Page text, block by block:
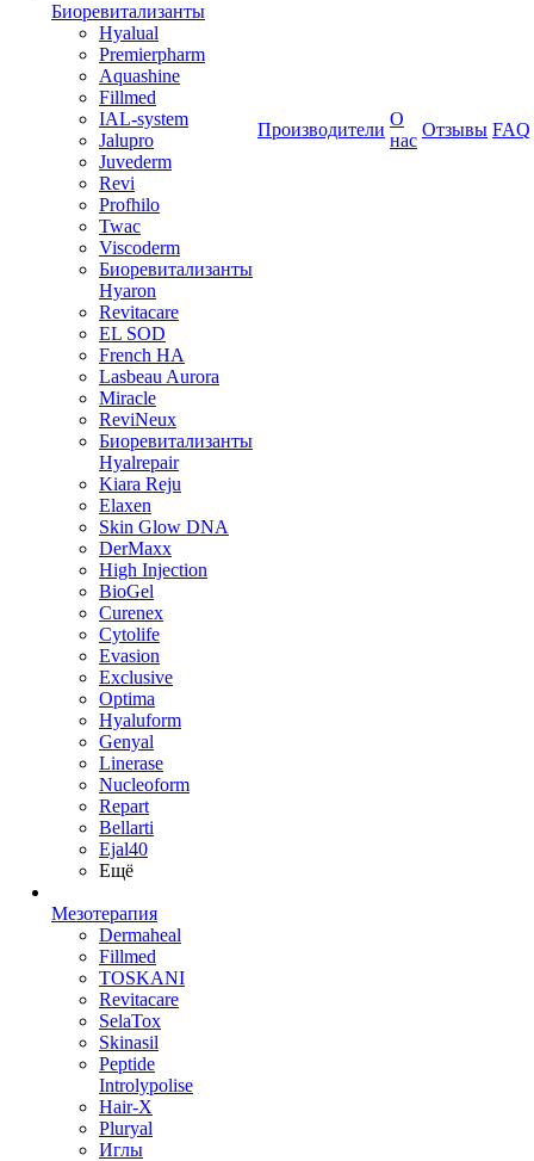
Биоревитализанты
Hyalual
Premierpharm
Aquashine
Fillmed
IAL-system
Jalupro
Juvederm
Revi
Profhilo
Twac
Viscoderm
Биоревитализанты
Hyaron
Revitacare
EL SOD
French HA
Lasbeau Aurora
Miracle
ReviNeux
Биоревитализанты
Hyalrepair
Kiara Reju
Elaxen
Skin Glow DNA
DerMaxx
High Injection
BioGel
Curenex
Cytolife
Evasion
Exclusive
Optima
Hyaluform
Genyal
Linerase
Nucleoform
Repart
Bellarti
Ejal40
Ещё
Мезотерапия
Dermaheal
Fillmed
TOSKANI
Revitacare
SelaTox
Skinasil
Peptide
Introlypolise
Hair-X
Pluryal
Иглы
Производители
О
нас
Отзывы FAQ